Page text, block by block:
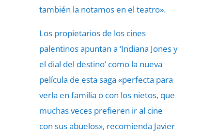
también la notamos en el teatro».
Los propietarios de los cines
palentinos apuntan a ‘Indiana Jones y
el dial del destino’ como la nueva
película de esta saga «perfecta para
verla en familia o con los nietos, que
muchas veces prefieren ir al cine
con sus abuelos», recomienda Javier